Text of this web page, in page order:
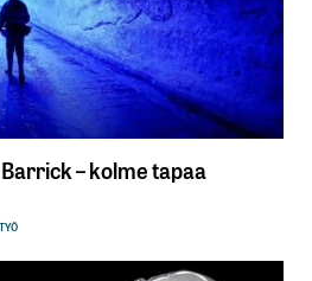
– kolme tapaa